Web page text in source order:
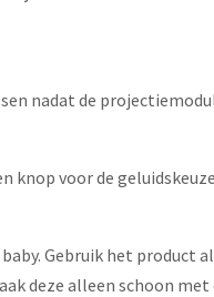
nadat de
knop voor de
Gebruik het product
deze alleen schoon